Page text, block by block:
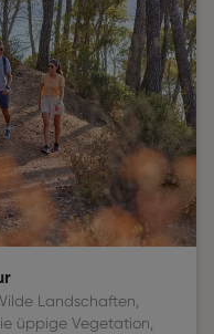
Landschaften,
üppige Vegetation,